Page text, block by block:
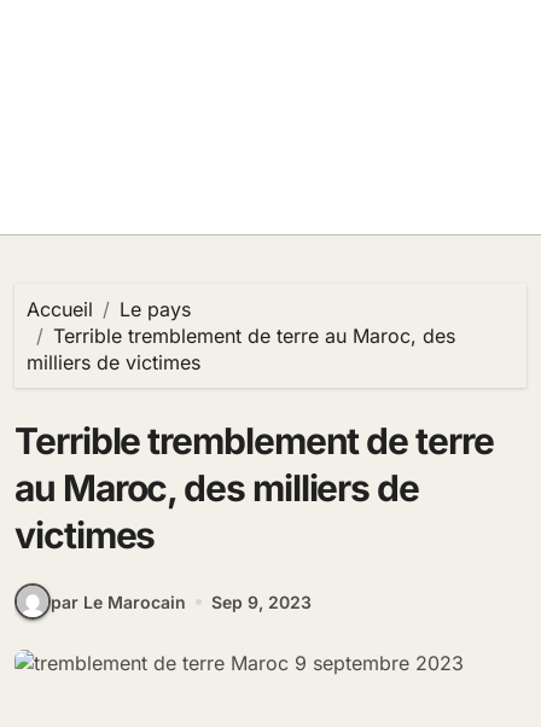
Accueil
Le pays
Terrible tremblement de terre au Maroc, des
milliers de victimes
Terrible tremblement de terre
au Maroc, des milliers de
victimes
par Le Marocain Sep 9, 2023